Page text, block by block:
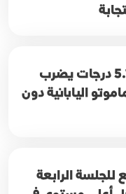
زلزال بقوة 5.1 درجات يضرب
اليابانية دون
للجلسة الرابعة